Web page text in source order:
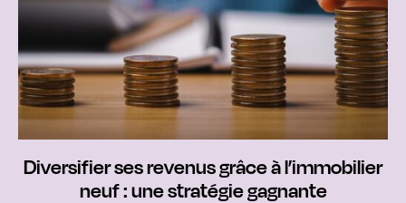
Diversifier ses revenus grâce à l’immobilier
neuf : une stratégie gagnante